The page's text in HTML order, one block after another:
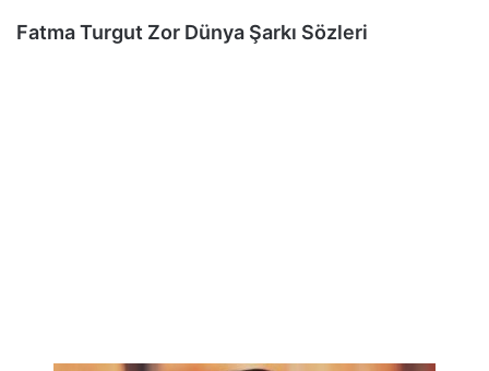
Fatma Turgut Zor Dünya Şarkı Sözleri